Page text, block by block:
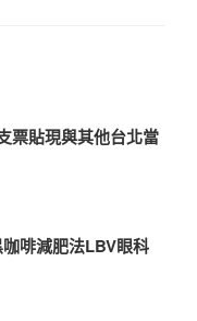
票貼現與其他台北當
啡減肥法LBV眼科